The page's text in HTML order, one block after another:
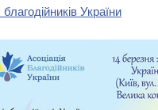
України